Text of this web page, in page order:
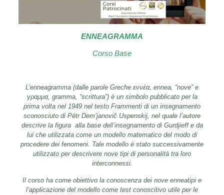
ENNEAGRAMMA
Corso Base
L’enneagramma (dalle parole Greche εννέα, ennea, “nove” e
γραμμα, gramma, “scrittura”) è un simbolo pubblicato per la
prima volta nel 1949 nel testo Frammenti di un insegnamento
sconosciuto di Pëtr Dem’janovič Uspenskij, nel quale l’autore
descrive la figura alla base dell’insegnamento di Gurdjieff e da
lui che utilizzata come un modello matematico del modo di
procedere dei fenomeni. Tale modello è stato successivamente
utilizzato per descrivere nove tipi di personalità tra loro
interconnessi.
Il corso ha come obiettivo la conoscenza dei nove enneatipi e
l’applicazione del modello come test conoscitivo utile per le